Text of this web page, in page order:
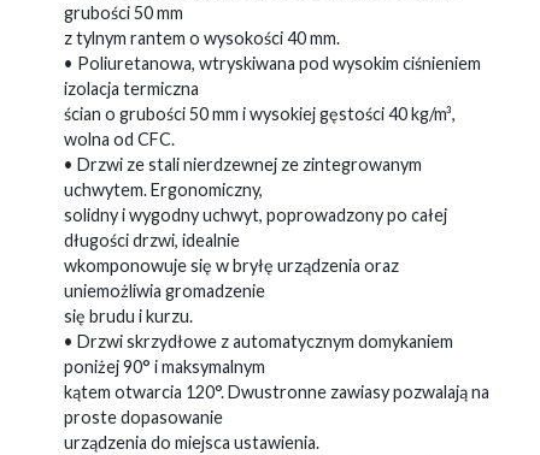
grubości 50 mm
z tylnym rantem o wysokości 40 mm.
• Poliuretanowa, wtryskiwana pod wysokim ciśnieniem
izolacja termiczna
ścian o grubości 50 mm i wysokiej gęstości 40 kg/m³,
wolna od CFC.
• Drzwi ze stali nierdzewnej ze zintegrowanym
uchwytem. Ergonomiczny,
solidny i wygodny uchwyt, poprowadzony po całej
długości drzwi, idealnie
wkomponowuje się w bryłę urządzenia oraz
uniemożliwia gromadzenie
się brudu i kurzu.
• Drzwi skrzydłowe z automatycznym domykaniem
poniżej 90° i maksymalnym
kątem otwarcia 120°. Dwustronne zawiasy pozwalają na
proste dopasowanie
urządzenia do miejsca ustawienia.